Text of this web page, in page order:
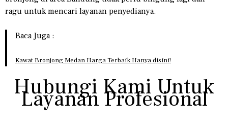
ragu untuk mencari layanan penyedianya.
Baca Juga :
Kawat Bronjong Medan Harga Terbaik Hanya disini!
Hubungi Kami Untuk
Layanan Profesional